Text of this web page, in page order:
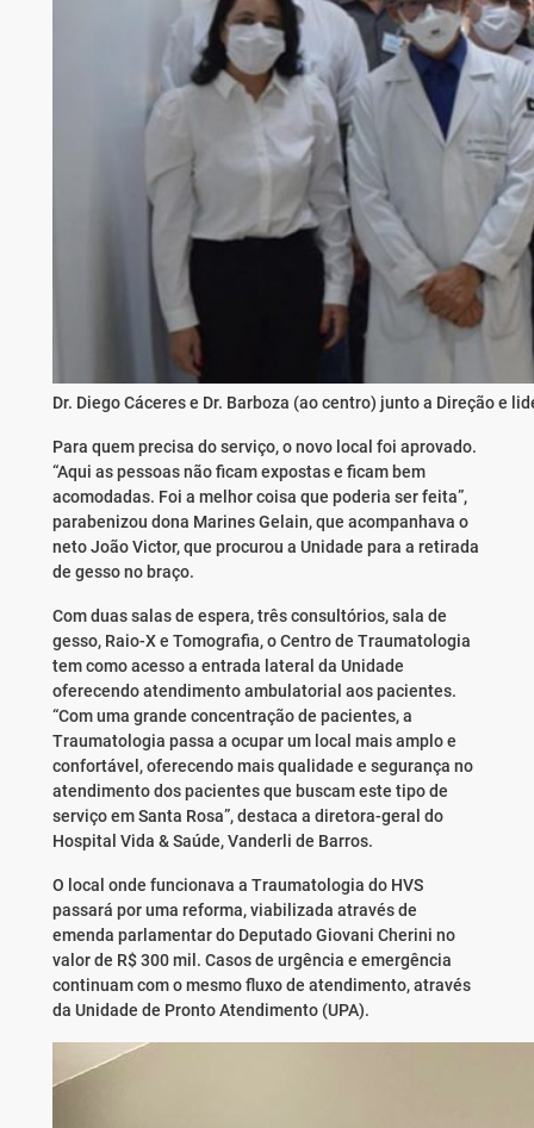
Dr. Diego Cáceres e Dr. Barboza (ao centro) junto a Direção e
Para quem precisa do serviço, o novo local foi aprovado.
“Aqui as pessoas não ficam expostas e ficam bem
acomodadas. Foi a melhor coisa que poderia ser feita”,
parabenizou dona Marines Gelain, que acompanhava o
neto João Victor, que procurou a Unidade para a retirada
de gesso no braço.
Com duas salas de espera, três consultórios, sala de
gesso, Raio-X e Tomografia, o Centro de Traumatologia
tem como acesso a entrada lateral da Unidade
oferecendo atendimento ambulatorial aos pacientes.
“Com uma grande concentração de pacientes, a
Traumatologia passa a ocupar um local mais amplo e
confortável, oferecendo mais qualidade e segurança no
atendimento dos pacientes que buscam este tipo de
serviço em Santa Rosa”, destaca a diretora-geral do
Hospital Vida & Saúde, Vanderli de Barros.
O local onde funcionava a Traumatologia do HVS
passará por uma reforma, viabilizada através de
emenda parlamentar do Deputado Giovani Cherini no
valor de R$ 300 mil. Casos de urgência e emergência
continuam com o mesmo fluxo de atendimento, através
da Unidade de Pronto Atendimento (UPA).